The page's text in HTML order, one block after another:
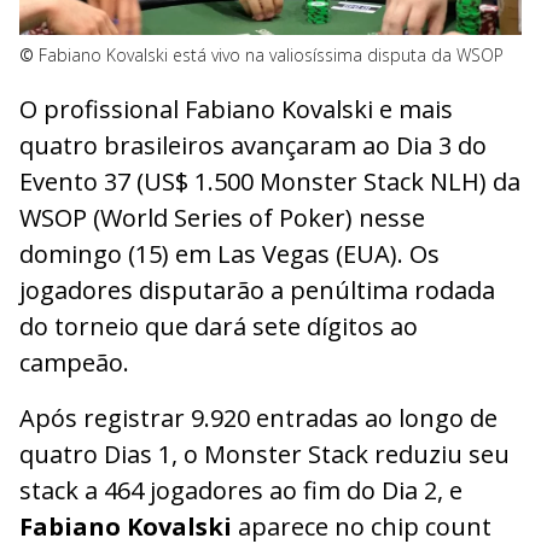
© Fabiano Kovalski está vivo na valiosíssima disputa da WSOP
O profissional Fabiano Kovalski e mais
quatro brasileiros avançaram ao Dia 3 do
Evento 37 (US$ 1.500 Monster Stack NLH) da
WSOP (World Series of Poker) nesse
domingo (15) em Las Vegas (EUA). Os
jogadores disputarão a penúltima rodada
do torneio que dará sete dígitos ao
campeão.
Após registrar 9.920 entradas ao longo de
quatro Dias 1, o Monster Stack reduziu seu
stack a 464 jogadores ao fim do Dia 2, e
Fabiano Kovalski aparece no chip count